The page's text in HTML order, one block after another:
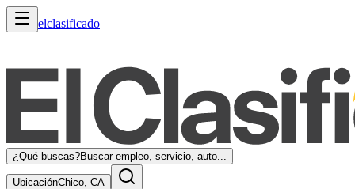
elclasificado
¿Qué buscas?Buscar empleo, servicio, auto...
UbicaciónChico, CA